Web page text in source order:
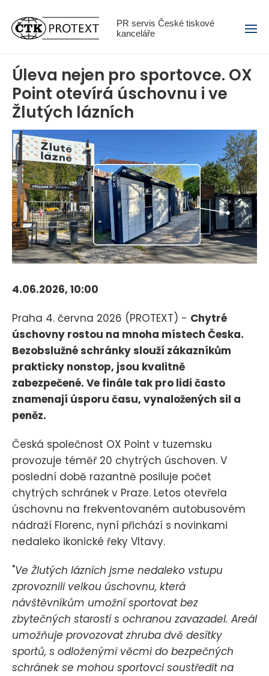
PR servis České tiskové
kanceláře
Menu
Úleva nejen pro sportovce. OX
Point otevírá úschovnu i ve
Žlutých lázních
4.06.2026, 10:00
Praha 4. června 2026 (PROTEXT) - Chytré
úschovny rostou na mnoha místech Česka.
Bezobslužné schránky slouží zákazníkům
prakticky nonstop, jsou kvalitně
zabezpečené. Ve finále tak pro lidi často
znamenají úsporu času, vynaložených sil a
peněz.
Česká společnost OX Point v tuzemsku
provozuje téměř 20 chytrých úschoven. V
poslední době razantně posiluje počet
chytrých schránek v Praze. Letos otevřela
úschovnu na frekventovaném autobusovém
nádraží Florenc, nyní přichází s novinkami
nedaleko ikonické řeky Vltavy.
"Ve Žlutých lázních jsme nedaleko vstupu
zprovoznili velkou úschovnu, která
návštěvníkům umožní sportovat bez
zbytečných starostí s ochranou zavazadel. Areál
umožňuje provozovat zhruba dvě desítky
sportů, s odloženými věcmi do bezpečných
schránek se mohou sportovci soustředit na